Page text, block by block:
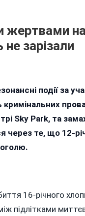
жертвами
зарізали
події за
Sky Park, та
через те, що 12-
16-річного
підлітками